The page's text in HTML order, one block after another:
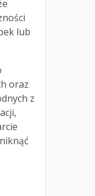
lub
oraz
z